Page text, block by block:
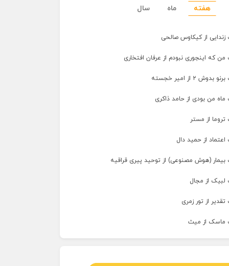
هفته ماه سال
زندایی از کیکاوس صالحی
من که اینجوری نبودم از عرفان افتخاری
۲ از امیر خجسته
ماه من بودی از حامد ذاکری
تروما از مستر
اعتماد از حمید دال
بیمار (هوش مصنوعی) از توحید پیری قراقیه
لبیک از مجال
از تور زمری
ماسک از میث